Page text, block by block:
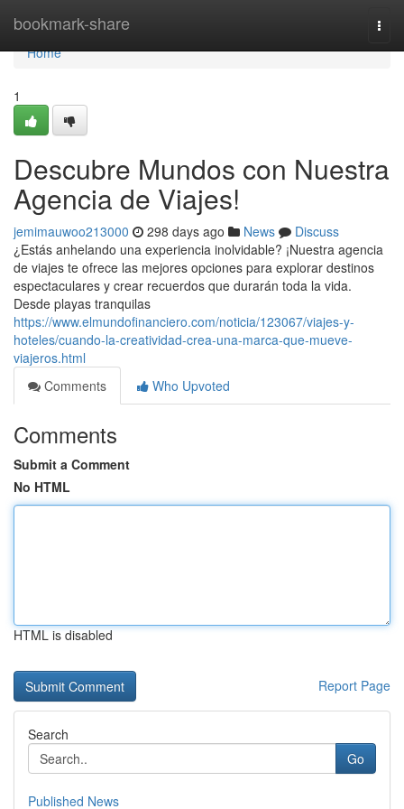
bookmark-share
Home
Home
1
Descubre Mundos con Nuestra
Agencia de Viajes!
jemimauwoo213000 298 days ago News
Discuss
¿Estás anhelando una experiencia inolvidable? ¡Nuestra agencia
de viajes te ofrece las mejores opciones para explorar destinos
espectaculares y crear recuerdos que durarán toda la vida.
Desde playas tranquilas
https://www.elmundofinanciero.com/noticia/123067/viajes-y-
hoteles/cuando-la-creatividad-crea-una-marca-que-mueve-
viajeros.html
Comments
Who Upvoted
Comments
Submit a Comment
No HTML
HTML is disabled
Report Page
Search
Go
Published News